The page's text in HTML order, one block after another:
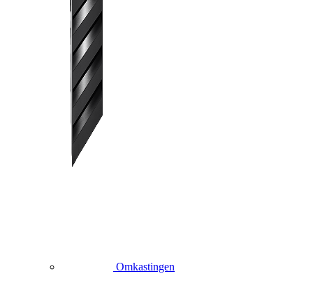
Omkastingen